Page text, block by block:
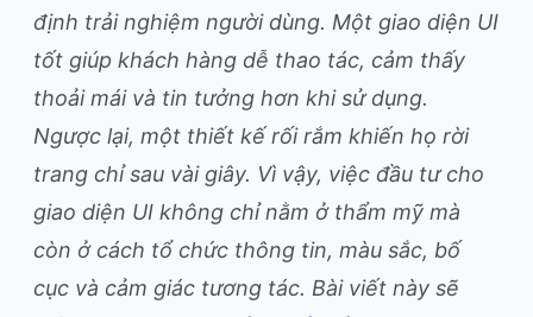
định trải nghiệm người dùng. Một giao diện UI
tốt giúp khách hàng dễ thao tác, cảm thấy
thoải mái và tin tưởng hơn khi sử dụng.
Ngược lại, một thiết kế rối rắm khiến họ rời
trang chỉ sau vài giây. Vì vậy, việc đầu tư cho
giao diện UI không chỉ nằm ở thẩm mỹ mà
còn ở cách tổ chức thông tin, màu sắc, bố
cục và cảm giác tương tác. Bài viết này sẽ